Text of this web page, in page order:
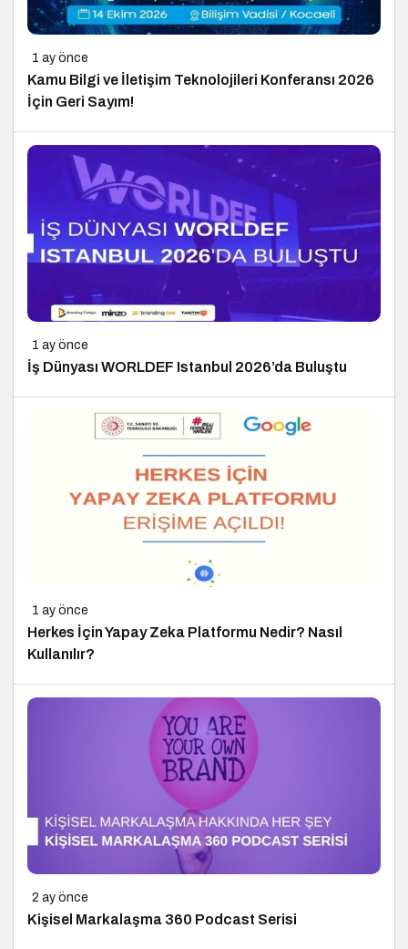
1 ay önce
Kamu Bilgi ve İletişim Teknolojileri Konferansı 2026
İçin Geri Sayım!
1 ay önce
İş Dünyası WORLDEF Istanbul 2026’da Buluştu
1 ay önce
Herkes İçin Yapay Zeka Platformu Nedir? Nasıl
Kullanılır?
2 ay önce
Kişisel Markalaşma 360 Podcast Serisi